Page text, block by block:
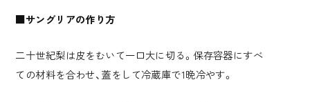
■サングリアの作り方
二十世紀梨は皮をむいて一口大に切る。保存容器にすべ
ての材料を合わせ、蓋をして冷蔵庫で1晩冷やす。